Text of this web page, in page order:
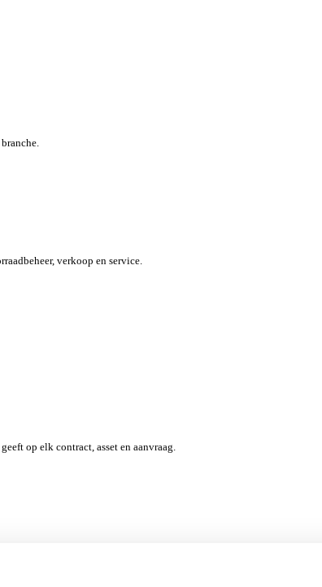
boost met een alles-in-één field service platform.
experts uit jouw branche.